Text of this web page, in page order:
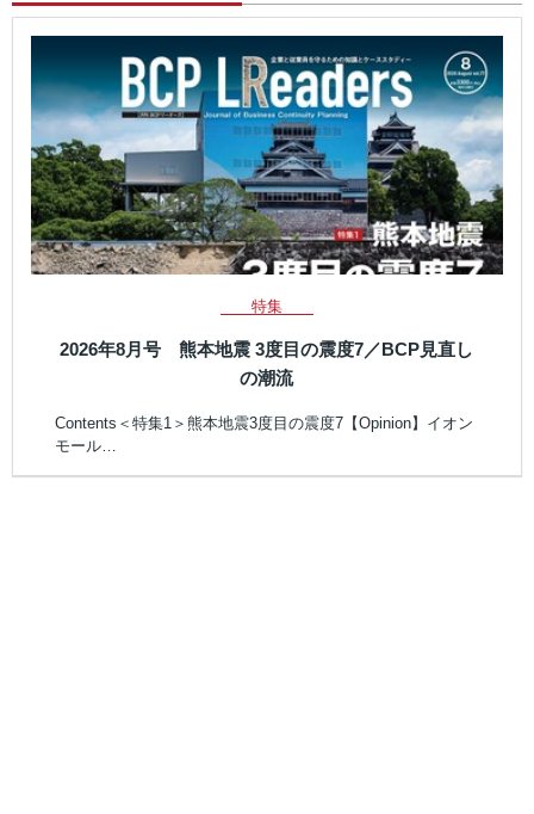
特集
2026年8月号 熊本地震 3度目の震度7／BCP見直し
の潮流
Contents＜特集1＞熊本地震3度目の震度7【Opinion】イオン
モール…